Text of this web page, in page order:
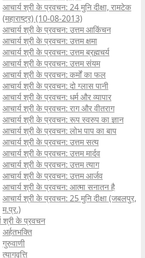
आचार्य श्री के प्रवचन: 24 मुनि दीक्षा, रामटेक
(महाराष्ट्र) (10-08-2013)
आचार्य श्री के प्रवचन: उत्तम आकिंचन
आचार्य श्री के प्रवचन: उत्तम क्षमा
आचार्य श्री के प्रवचन: उत्तम ब्रह्मचर्य
आचार्य श्री के प्रवचन: उत्तम संयम
आचार्य श्री के प्रवचन: कर्मों का फल
आचार्य श्री के प्रवचन: दो ग्लास पानी
आचार्य श्री के प्रवचन: धर्म और व्यापार
आचार्य श्री के प्रवचन: राग और वीतराग
आचार्य श्री के प्रवचन: रूप स्वरुप का ज्ञान
आचार्य श्री के प्रवचन: लोभ पाप का बाप
आचार्य श्री के प्रवचन: उत्तम सत्य
आचार्य श्री के प्रवचन: उत्तम मार्दव
आचार्य श्री के प्रवचन: उत्तम त्याग
आचार्य श्री के प्रवचन: उत्तम आर्जव
आचार्य श्री के प्रवचन: आत्मा सनातन है
आचार्य श्री के प्रवचन: 25 मुनि दीक्षा (जबलपुर,
म.प्र.)
श्री के प्रवचन
अर्हतभक्ति
गुरुवाणी
त्यागवृत्ति